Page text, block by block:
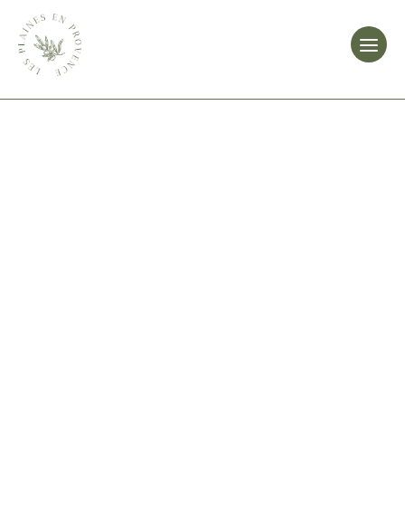
Overslaan
naar
inhoud